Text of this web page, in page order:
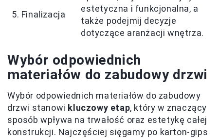
5. Finalizacja
estetyczna i funkcjonalna, a
także podejmij decyzje
dotyczące aranżacji wnętrza.
Wybór odpowiednich
materiałów do zabudowy drzwi
Wybór odpowiednich materiałów do zabudowy
drzwi stanowi kluczowy etap, który w znaczący
sposób wpływa na trwałość oraz estetykę całej
konstrukcji. Najczęściej sięgamy po karton-gips